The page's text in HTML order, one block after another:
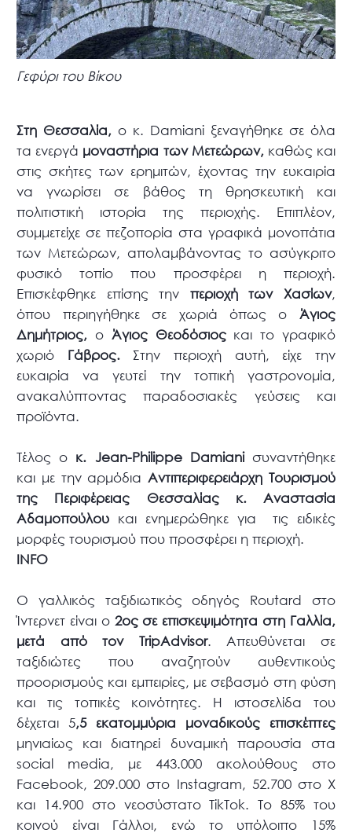
Γεφύρι του Βίκου
Στη Θεσσαλία, ο κ. Damiani ξεναγήθηκε σε όλα
τα ενεργά μοναστήρια των Μετεώρων,καθώς και
στις σκήτες των ερημιτών, έχοντας την ευκαιρία
να γνωρίσει σε βάθος τη θρησκευτική και
πολιτιστική ιστορία της περιοχής. Επιπλέον,
συμμετείχε σε πεζοπορία στα γραφικά μονοπάτια
των Μετεώρων, απολαμβάνοντας το ασύγκριτο
φυσικό τοπίο που προσφέρει η περιοχή.
Επισκέφθηκε επίσης την περιοχή των Χασίων,
όπου περιηγήθηκε σε χωριά όπως ο Άγιος
Δημήτριος, ο Άγιος Θεοδόσιοςκαι το γραφικό
χωριό Γάβρος.Στην περιοχή αυτή, είχε την
ευκαιρία να γευτεί την τοπική γαστρονομία,
ανακαλύπτοντας παραδοσιακές γεύσεις και
προϊόντα.
Τέλος ο κ. Jean-Philippe Damianiσυναντήθηκε
και με την αρμόδια Αντιπεριφερειάρχη Τουρισμού
της Περιφέρειας Θεσσαλίας κ. Αναστασία
Αδαμοπούλου και ενημερώθηκε για τις ειδικές
μορφές τουρισμού που προσφέρει η περιοχή.
INFO
Ο γαλλικός ταξιδιωτικός οδηγός Routard στο
Ίντερνετ είναι ο 2ος σε επισκεψιμότητα στη Γαλλία,
μετά από τον TripAdvisor. Απευθύνεται σε
ταξιδιώτες που αναζητούν αυθεντικούς
προορισμούς και εμπειρίες, με σεβασμό στη φύση
και τις τοπικές κοινότητες. Η ιστοσελίδα του
δέχεται 5,5 εκατομμύρια μοναδικούς επισκέπτες
μηνιαίως και διατηρεί δυναμική παρουσία στα
social media, με 443.000 ακολούθους στο
Facebook, 209.000 στο Instagram, 52.700 στο X
και 14.900 στο νεοσύστατο TikTok. To 85% του
κοινού είναι Γάλλοι, ενώ το υπόλοιπο 15%